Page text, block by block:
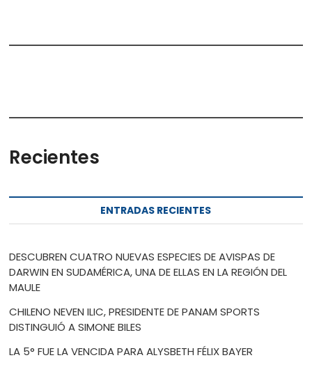
Recientes
ENTRADAS RECIENTES
DESCUBREN CUATRO NUEVAS ESPECIES DE AVISPAS DE
DARWIN EN SUDAMÉRICA, UNA DE ELLAS EN LA REGIÓN DEL
MAULE
CHILENO NEVEN ILIC, PRESIDENTE DE PANAM SPORTS
DISTINGUIÓ A SIMONE BILES
LA 5° FUE LA VENCIDA PARA ALYSBETH FÉLIX BAYER